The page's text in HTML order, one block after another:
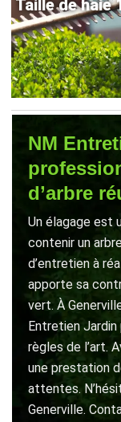
Taille de haie
NM
d’arbre
Un élagage est
contenir un
d’entretien à
apporte sa
vert. À
Entretien Jardin
règles de l’art.
une prestation
attentes.
Generville.